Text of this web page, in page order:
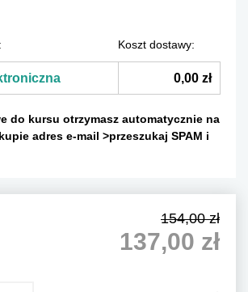
Koszt dostawy:
0,00 zł
do kursu otrzymasz automatycznie na
adres e-mail >przeszukaj SPAM i
154,00 zł
137,00 zł